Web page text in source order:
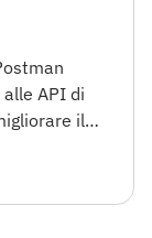
API di
il